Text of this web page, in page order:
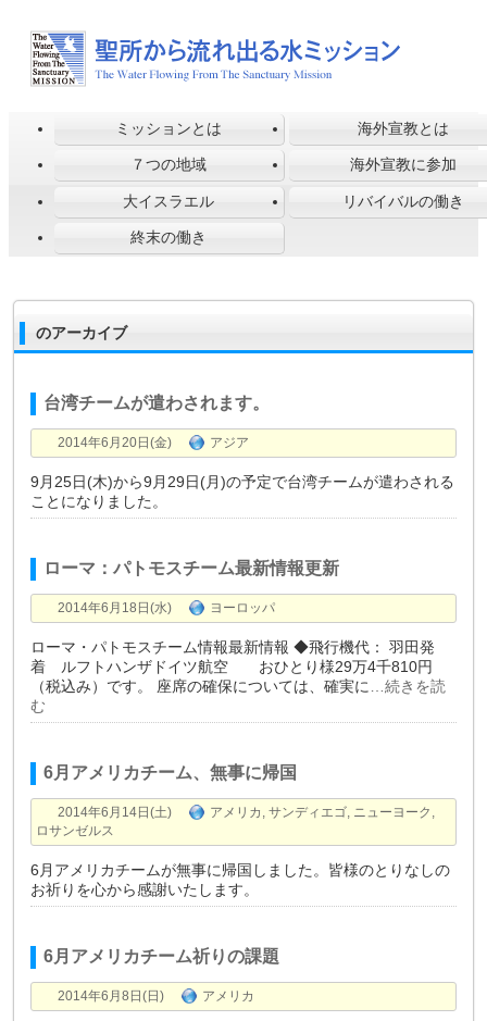
ミッションとは 海外宣教とは
７つの地域 海外宣教に参加
大イスラエル リバイバルの働き
終末の働き
のアーカイブ
台湾チームが遣わされます。
2014年6月20日(金) アジア
9月25日(木)から9月29日(月)の予定で台湾チームが遣わされる
ことになりました。
ローマ：パトモスチーム最新情報更新
2014年6月18日(水) ヨーロッパ
ローマ・パトモスチーム情報最新情報 ◆飛行機代： 羽田発
着 ルフトハンザドイツ航空 おひとり様29万4千810円
（税込み）です。 座席の確保については、確実に
…続きを読
む
6月アメリカチーム、無事に帰国
2014年6月14日(土) アメリカ ,サンディエゴ, ニューヨーク ,
ロサンゼルス
6月アメリカチームが無事に帰国しました。皆様のとりなしの
お祈りを心から感謝いたします。
6月アメリカチーム祈りの課題
2014年6月8日(日) アメリカ